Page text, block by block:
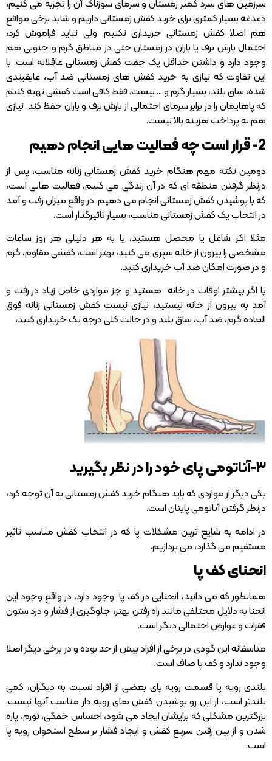
سرزمین های سرد کمتر زمستان و سرمای سوزناک آن را تجربه می کنیم،
دغدغه بسیار کمتری برای خرید کفش زمستانی داریم و شاید برخی مواقع
هم اصلا کفش زمستانی خریداری نکنیم. ولی نباید فراموش کرد،
احتمال بارش برف یا باران در زمستان حتی در مناطق گرم و جنوبی هم
وجود دارد و داشتن حداقل یک جفت کفش زمستانی عاقلانه است. با
این تفاوت که نیازی به خرید کفش های زمستانی ضد آب، عایقبندی
شده، ساق بلند، بسیار گرم و … نیست. فقط کافی است کفشی تهیه کنیم
که پاهایمان را در برابر سرمای احتمالی از بارش برف و باران حفظ کند. نیازی
هم به پرداخت هزینه بالا نیست.
2- قرار است چه فعالیت هایی انجام دهیم
دومین نکته مهم هنگام خرید کفش زمستانی زنانه مناسب، پس از
درنظر گرفتن منطقه ای که در آن زندگی می کنیم، فعالیت هایی است،
که با پوشیدن کفش زمستانی انجام می دهیم. در واقع میزان رفت و آمد
در انتخاب یک کفش زمستانی مناسب، بسیار تاثیرگذار است.
مثلا اگر شاغل یا محصل هستید، یا به هر دلیلی هر روز ساعات
مشخصی را بیرون از خانه سپری می کنید، بهتر است، کفشی مقاوم، گرم
و در صورت امکان ضد آب خریداری کنید.
یا اگر بیشتر اوقات در خانه هستید و جز مواردی خاص زیاد در رفت و
آمد به بیرون از خانه نیستید، نیازی نیست کفش زمستانی زنانه فوق
العاده گرم، ضد آب، ساق بلند و در حالت کلی درجه یک خریداری کنید،
۳-آناتومی پای خود را در نظر بگیرید
یکی دیگر از مواردی که باید هنگام خرید کفش زمستانی به آن توجه کرد،
درنظر گرفتن آناتومی پایتان است.
در ادامه به شایع ترین مشکلات پا که در انتخاب کفش مناسب تاثیر
مستقیم می گذارد، می پردازیم.
انحنای کف پا
همانطور که می دانید، انحنایی در کف پا وجود دارد. در واقع وجود این
انحنا به دلایل مختلفی مانند راه رفتن بهتر، جلوگیری از فشار و درد ستون
فقرات و عوارض احتمالی دیگر است.
متاسفانه این گودی در برخی از افراد بیش از حد بوده و در برخی دیگر اصلا
وجود ندارد و کف پا صاف است.
بلندی رویه پا قسمت رویه پای بعضی از افراد نسبت به دیگران، کمی
بلندتر است، از این رو پوشیدن کفش های رویه دار مناسب آنها نیست.
بزرگترین مشکلی که برایشان ایجاد می شود، احساس خفگی، تورم، پاره
شدن و از بین رفتن سریع کفش و ایجاد فشار بر سطح استخوان رویه پا
است.